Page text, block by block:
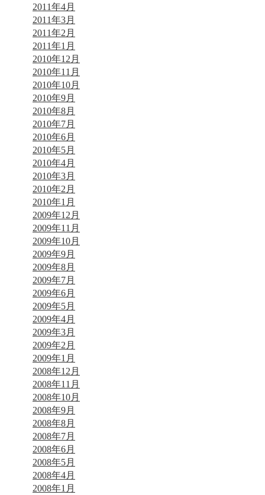
2011年4月
2011年3月
2011年2月
2011年1月
2010年12月
2010年11月
2010年10月
2010年9月
2010年8月
2010年7月
2010年6月
2010年5月
2010年4月
2010年3月
2010年2月
2010年1月
2009年12月
2009年11月
2009年10月
2009年9月
2009年8月
2009年7月
2009年6月
2009年5月
2009年4月
2009年3月
2009年2月
2009年1月
2008年12月
2008年11月
2008年10月
2008年9月
2008年8月
2008年7月
2008年6月
2008年5月
2008年4月
2008年1月